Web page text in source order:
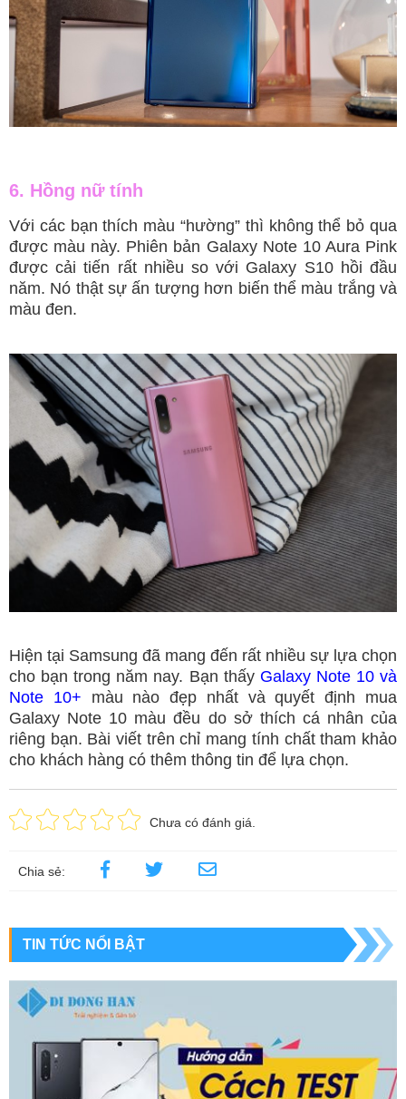
6. Hồng nữ tính
Với các bạn thích màu “hường” thì không thể bỏ qua
được màu này. Phiên bản Galaxy Note 10 Aura Pink
được cải tiến rất nhiều so với Galaxy S10 hồi đầu
năm. Nó thật sự ấn tượng hơn biến thể màu trắng và
màu đen.
Hiện tại Samsung đã mang đến rất nhiều sự lựa chọn
cho bạn trong năm nay. Bạn thấy Galaxy Note 10 và
Note 10+ màu nào đẹp nhất và quyết định mua
Galaxy Note 10 màu đều do sở thích cá nhân của
riêng bạn. Bài viết trên chỉ mang tính chất tham khảo
cho khách hàng có thêm thông tin để lựa chọn.
Chưa có đánh giá.
Chia sẻ:
TIN TỨC NỔI BẬT